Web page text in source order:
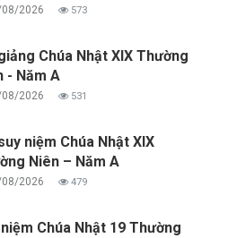
2026 573
Chúa Nhật XIX Thường
- Năm A
2026 531
niệm Chúa Nhật XIX
Niên – Năm A
2026 479
Chúa Nhật 19 Thường